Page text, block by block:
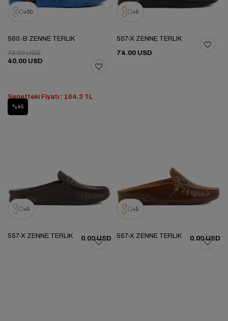
30
560-B ZENNE TERLIK
40.00 USD
73.00 USD
%45
Sepetteki Fiyatı : 104,3 TL
5
557-X ZENNE TERLIK
74.00 USD
5
557-X ZENNE TERLIK 0.00 USD
5
557-X ZENNE TERLIK 0.00 USD